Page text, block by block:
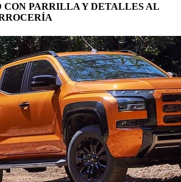
PARRILLA Y DETALLES AL